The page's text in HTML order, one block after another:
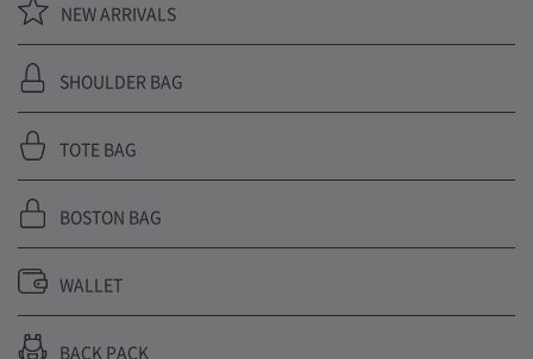
NEW ARRIVALS
SHOULDER BAG
TOTE BAG
BOSTON BAG
WALLET
BACK PACK